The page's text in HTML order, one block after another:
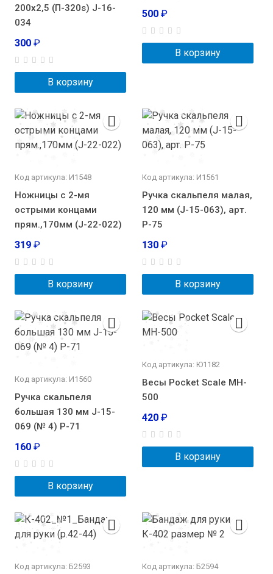
200х2,5 (П-320s) J-16-
034
300 ₽
В корзину
500 ₽
В корзину
Код артикула: И1548
Ножницы с 2-мя
острыми концами
прям.,170мм (J-22-022)
319 ₽
В корзину
Код артикула: И1561
Ручка скальпеля малая,
120 мм (J-15-063), арт.
Р-75
130 ₽
В корзину
Код артикула: И1560
Ручка скальпеля
большая 130 мм J-15-
069 (№ 4) Р-71
160 ₽
В корзину
Код артикула: Ю1182
Весы Pocket Scale MH-
500
420 ₽
В корзину
Код артикула: Б2593 Код артикула: Б2594